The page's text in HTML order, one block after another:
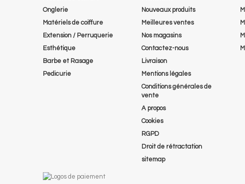
Onglerie
Matériels de coiffure
Extension / Perruquerie
Esthétique
Barbe et Rasage
Pedicurie
Nouveaux produits
Meilleures ventes
Nos magasins
Contactez-nous
Livraison
Mentions légales
Conditions générales de
vente
A propos
Cookies
RGPD
Droit de rétractation
sitemap